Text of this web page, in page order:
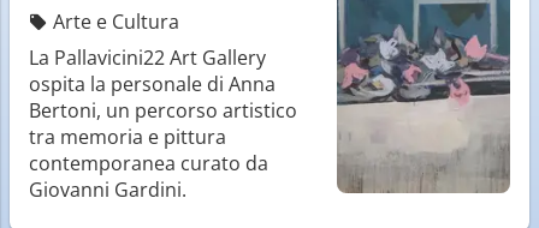
Arte e Cultura
La Pallavicini22 Art Gallery
ospita la personale di Anna
Bertoni, un percorso artistico
tra memoria e pittura
contemporanea curato da
Giovanni Gardini.